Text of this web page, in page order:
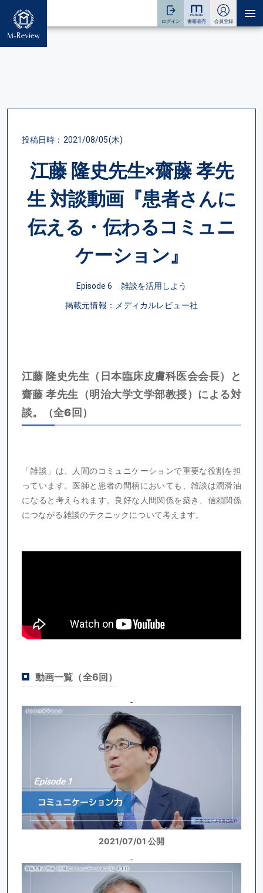
投稿日時：2021/08/05(木)
江藤 隆史先生×齋藤 孝先
生 対談動画『患者さんに
伝える・伝わるコミュニ
ケーション』
Episode 6 雑談を活用しよう
掲載元情報：メディカルレビュー社
江藤 隆史先生（日本臨床皮膚科医会会長）と
齋藤 孝先生（明治大学文学部教授）による対
談。（全6回）
「雑談」は、人間のコミュニケーションで重要な役割を担
っています。医師と患者の間柄においても、雑談は潤滑油
になると考えられます。良好な人間関係を築き、信頼関係
につながる雑談のテクニックについて考えます。
動画一覧（全6回）
2021/07/01 公開